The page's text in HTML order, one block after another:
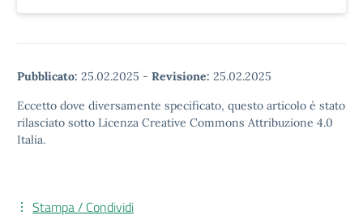
Pubblicato: 25.02.2025 - Revisione: 25.02.2025
Eccetto dove diversamente specificato, questo articolo è stato
rilasciato sotto Licenza Creative Commons Attribuzione 4.0
Italia.
Stampa / Condividi